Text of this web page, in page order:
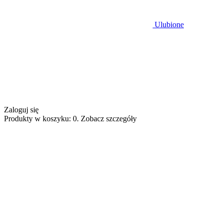
Ulubione
Zaloguj się
Produkty w koszyku: 0. Zobacz szczegóły